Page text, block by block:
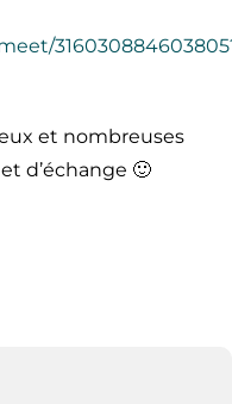
et nombreuses
d’échange 🙂